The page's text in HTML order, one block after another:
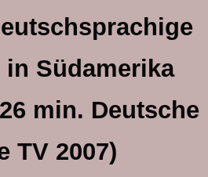
in Südamerika
min. Deutsche
TV 2007)